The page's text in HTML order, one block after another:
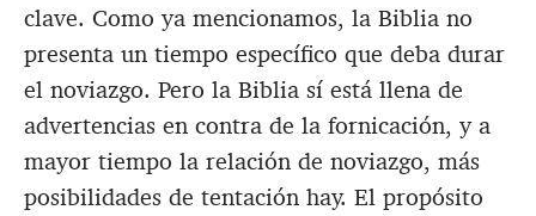
clave. Como ya mencionamos, la Biblia no
presenta un tiempo específico que deba durar
el noviazgo. Pero la Biblia sí está llena de
advertencias en contra de la fornicación, y a
mayor tiempo la relación de noviazgo, más
posibilidades de tentación hay. El propósito